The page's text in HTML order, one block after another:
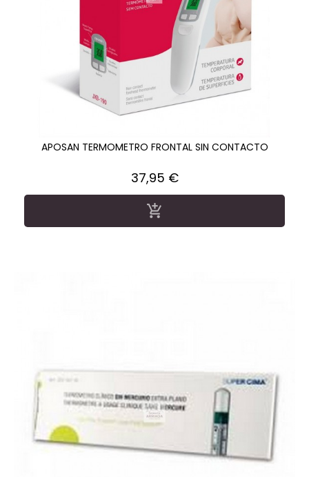
APOSAN TERMOMETRO FRONTAL SIN CONTACTO
Precio
37,95 €
